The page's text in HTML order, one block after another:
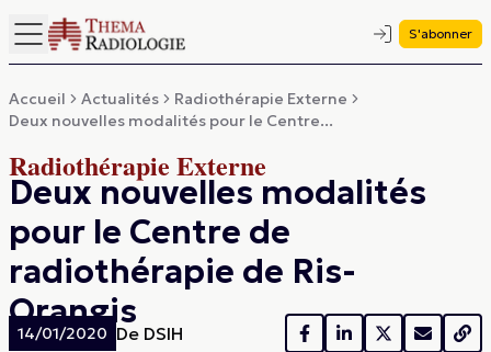
S'abonner
Accueil Actualités
Radiothérapie Externe
Deux nouvelles modalités pour le Centre...
Radiothérapie Externe
Deux nouvelles modalités
pour le Centre de
radiothérapie de Ris-
Orangis
14/01/2020 De DSIH